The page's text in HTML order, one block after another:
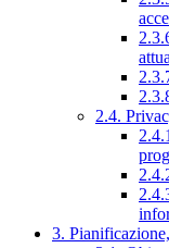
2.4.
3.